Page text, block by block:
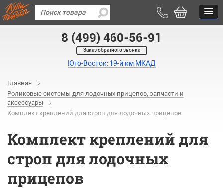
8 (499) 460-56-91
Заказ обратного звонка
Юго-Восток: 19-й км МКАД
Главная
Роликовые системы для лодочных прицепов, запчасти и
аксессуары
Комплект креплений для строп для лодочных прицепов
Комплект креплений для
строп для лодочных
прицепов